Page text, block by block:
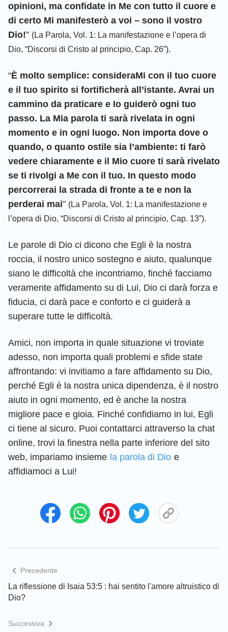
opinioni, ma confidate in Me con tutto il cuore e
di certo Mi manifesterò a voi – sono il vostro
Dio!” (La Parola, Vol. 1: La manifestazione e l’opera di
Dio, “Discorsi di Cristo al principio, Cap. 26”).
“È molto semplice: consideraMi con il tuo cuore
e il tuo spirito si fortificherà all’istante. Avrai un
cammino da praticare e Io guiderò ogni tuo
passo. La Mia parola ti sarà rivelata in ogni
momento e in ogni luogo. Non importa dove o
quando, o quanto ostile sia l’ambiente: ti farò
vedere chiaramente e il Mio cuore ti sarà rivelato
se ti rivolgi a Me con il tuo. In questo modo
percorrerai la strada di fronte a te e non la
perderai mai” (La Parola, Vol. 1: La manifestazione e
l’opera di Dio, “Discorsi di Cristo al principio, Cap. 13”).
Le parole di Dio ci dicono che Egli è la nostra
roccia, il nostro unico sostegno e aiuto, qualunque
siano le difficoltà che incontriamo, finché facciamo
veramente affidamento su di Lui, Dio ci darà forza e
fiducia, ci darà pace e conforto e ci guiderà a
superare tutte le difficoltà.
Amici, non importa in quale situazione vi troviate
adesso, non importa quali problemi e sfide state
affrontando: vi invitiamo a fare affidamento su Dio,
perché Egli è la nostra unica dipendenza, è il nostro
aiuto in ogni momento, ed è anche la nostra
migliore pace e gioia. Finché confidiamo in lui, Egli
ci tiene al sicuro. Puoi contattarci attraverso la chat
online, trovi la finestra nella parte inferiore del sito
web, impariamo insieme la parola di Dio e
affidiamoci a Lui!
Precedente
La riflessione di Isaia 53:5 : hai sentito l'amore altruistico di
Dio?
Successiva